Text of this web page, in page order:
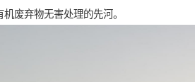
废弃物无害处理的先河。